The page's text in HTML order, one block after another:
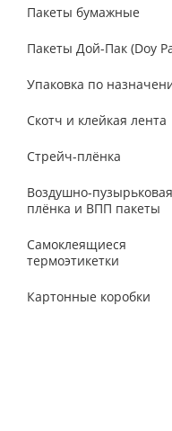
Пакеты бумажные
Пакеты Дой-Пак (Doy
Упаковка по
Скотч и клейкая лента
Стрейч-плёнка
Воздушно-пузырьковая
плёнка и ВПП пакеты
Самоклеящиеся
термоэтикетки
Картонные коробки